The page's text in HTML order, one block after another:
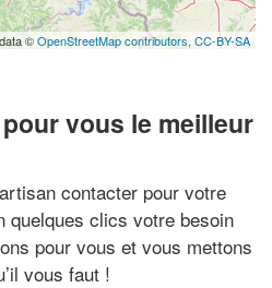
©OpenStreetMap contributors, CC-BY-SA
vous le meilleur
contacter pour votre
quelques clics votre besoin
pour vous et vous mettons
vous faut !